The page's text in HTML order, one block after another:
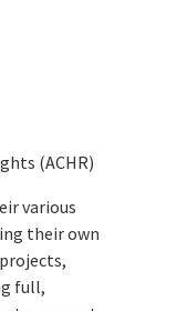
(ACHR)
various
their own
full,